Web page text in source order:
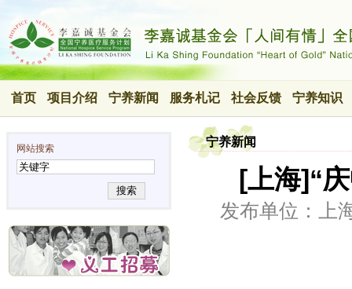
首页 项目介绍 宁养新闻 服务札记 社会反馈 宁养知识
网站搜索
搜索
宁养新闻
[上海]“
发布单位：上